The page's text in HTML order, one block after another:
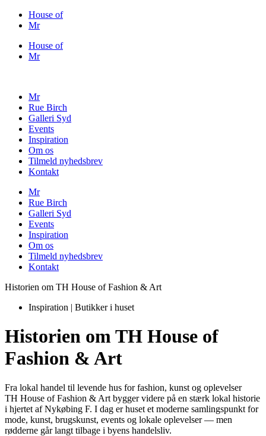
VidereHouse of
Mr
House of
Mr
Mr
Rue Birch
Galleri Syd
Events
Inspiration
Om os
Tilmeld nyhedsbrev
Kontakt
Mr
Rue Birch
Galleri Syd
Events
Inspiration
Om os
Tilmeld nyhedsbrev
Kontakt
Historien om TH House of Fashion & Art
Inspiration | Butikker i huset
Historien om TH House of
Fashion & Art
Fra lokal handel til levende hus for fashion, kunst og oplevelser
TH House of Fashion & Art bygger videre på en stærk lokal historie
i hjertet af Nykøbing F. I dag er huset et moderne samlingspunkt for
mode, kunst, brugskunst, events og lokale oplevelser — men
rødderne går langt tilbage i byens handelsliv.